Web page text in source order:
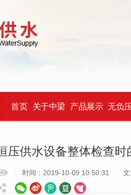
首页 关于中梁 产品展示 无负
位置：首页> 新闻中心 >行业新闻
压供水设备整体检查时
时间：2019-10-09 10:50:31